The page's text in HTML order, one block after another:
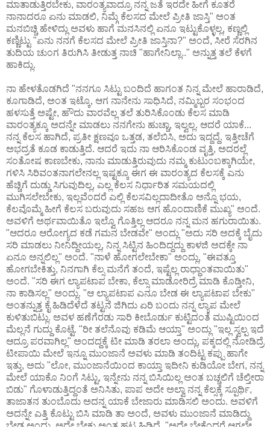
ಮಾತಾಡುತ್ತಿರಬೇಕು, ವಾರಂತ್ಯವಾದ್ರೂ ನನ್ನ ಜತೆ ಇರದೇ ಹೀಗೆ ಕೂತರೆ
ನಾನಾದರೂ ಏನು ಮಾಡಲಿ, ನಿಮ್ಗೆ ಕೆಲಸದ ಮೇಲೆ ಪ್ರೀತಿ ಜಾಸ್ತಿ" ಅಂತ
ಮನಬಿಚ್ಚಿ ಹೇಳಿದ್ಲು ಅವಳು ಹಾಗೆ ಮನಸಿನಲ್ಲಿ ಏನೂ ಇಟ್ಟುಕೊಳ್ಳಲ್ಲ, ಕಣ್ಣಲ್ಲಿ
ಕಣ್ಣಿಟ್ಟು "ಏನು ನನಗೆ ಕೆಲಸದ ಮೇಲೆ ಪ್ರೀತಿ ಜಾಸ್ತಿನಾ?" ಅಂದೆ, ಸೀರೆ ಸೆರಗಿನ
ತುದಿಯ ಚುಂಗ ತಿರುಗಿಸಿ ತೀಡುತ್ತ ನಾಚಿ "ಹಾಗೇನಿಲ್ಲಾ.." ಅನ್ನುತ್ತ ತಲೆ ಕೆಳಗೆ
ಹಾಕಿದ್ಲು.
ನಾ ಹೇಳತೊಡಗಿದೆ "ನನಗೂ ಸಿಟ್ಟು ಬಂದಿದೆ ಹಾಗಂತ ನಿನ್ನ ಮೇಲೆ ಹಾರಾಡಿದೆ,
ಕೂಗಾಡಿದೆ, ಅಂತ ಇಟ್ಕೊ, ಆಗ ನಾನೇನು ಸಾಧಿಸಿದೆ, ನಮ್ಮಿಬ್ಬರ ಸಂಭಂದ
ಹಳಸುತ್ತೆ ಅಷ್ಟೇ, ಹೌದು ವಾರವೆಲ್ಲ ತಲೆ ತುರಿಸಿಕೊಂಡು ಕೆಲಸ ಮಾಡಿ
ವಾರಂತ್ಯಕ್ಕೂ ಅದನ್ನೇ ಮಾಡಲು ನನಗೇನು ಹುಚ್ಚಾ, ಇಲ್ವಲ್ಲ. ಆದರೆ ಯಾಕೆ...
ನನ್ನ ಕೆಲಸ ಹಾಗಿದೆ, ಪ್ರತೀ ಕ್ಷಣವೂ ಒತ್ತಡ, ತಲೆಬಿಸಿ, ಅದು ಇದ್ದದ್ದೆ. ಇತ್ತೀಚೆಗೆ
ಅಭದ್ರತೆ ಕೂಡ ಕಾಡುತ್ತಿದೆ. ಆದರೆ ಇದು ನಾ ಆರಿಸಿಕೊಂಡ ವೃತ್ತಿ, ಅದರಲ್ಲೆ
ಸಂತೋಷ ಕಾಣಬೇಕು, ನಾನು ಮಾಡುತ್ತಿರುವುದು ನಮ್ಮ ಕುಟುಂಬಕ್ಕಾಗಿಯೇ,
ಗಳಿಸಿ ಸಿರಿವಂತನಾಗಲೇನಲ್ಲ ಇಷ್ಟಕ್ಕೂ ಈಗ ಈ ವಾರಂತ್ಯದ ಕೆಲಸಕ್ಕೆ ಎನು
ಹೆಚ್ಚಿಗೆ ದುಡ್ಡು ಸಿಗುವುದಿಲ್ಲ, ಎಲ್ಲ ಕೆಲಸ ನಿರ್ಧಾರಿತ ಸಮಯದಲ್ಲಿ
ಮುಗಿಸಲೇಬೇಕು, ಇಲ್ಲವೆಂದರೆ ಎಲ್ಲಿ ಕೆಲಸವಿಲ್ಲದಾದೀತೊ ಅನ್ನೊ ಭಯ,
ಕೆಲವೊಮ್ಮೆ ಹೀಗೆ ಕೆಲಸ ಬರುವುದು ಸಹಜ ಆಗ ಹೊಂದಾಣಿಕೆ ಮುಖ್ಯ" ಅಂದೆ.
ಅವಳಿಗೆ ಅರ್ಥವಾಯಿತೊ ಇಲ್ವೊ ಗೊತ್ತಿಲ್ಲ ಆದರೂ ನನ್ನ ಮನ ಹಗುರಾಯಿತು.
"ಆದರೂ ಆರೋಗ್ಯದ ಕಡೆ ಗಮನ ಬೇಡವೇ" ಅಂದ್ಲು "ಅದು ಸರಿ ಅದಕ್ಕೆ ಬೈದು
ಸರಿ ಮಾಡಲು ನೀನಿದ್ದೀಯಲ್ಲ, ನಿನ್ನ ಸಿಟ್ಟಿನ ಹಿಂದಿದ್ದದ್ದು ಕಾಳಜಿ ಅದಕ್ಕೇ ನಾ
ಏನೂ ಅನ್ನಲಿಲ್ಲ" ಅಂದೆ. "ನಾಳೆ ಹೋಗಲೇಬೇಕಾ" ಅಂದ್ಲು, "ಈವತ್ತೂ
ಹೋಗಬೇಕಿತ್ತು, ನಿನಗಾಗಿ ಕೆಲ್ಸ ಮನೆಗೆ ತಂದೆ, ಇಷ್ಟೆಲ್ಲ ರಾಧ್ಧಾಂತವಾಯಿತು"
ಅಂದೆ. "ಸರಿ ಈಗ ಲ್ಯಾಪಟಾಪ ಬೇಕಾ, ಕೆಲ್ಸಾ ಮಾಡೋರಿದ್ರೆ ಮಾಡಿ ಕೊಡ್ತೀನಿ,
ನಾ ಕಾಡಿಸಲ್ಲ" ಅಂದ್ಲು. "ಆ ಲ್ಯಾಪಟಾಪ ಎನೂ ಬೇಡ ಈ ಲ್ಯಾಪಟಾಪ ಬೇಕು"
ಅಂತನ್ನುತ್ತ ಕೈ ಹಿಡಿದೆಳೆದೆ ತಟ್ಟನೆ ಜಿಗಿದು ಏರಿ ಬಂದು ನನ್ನ ಲ್ಯಾಪ ಮೇಲೆ
ಕುಳಿತುಬಿಟ್ಲು. ಅವಳ ಹಣೆಗೆರಡು ಸಾರಿ ಕೀಬೊರ್ಡು ಕುಟ್ಟಿದಂತೆ ಮುಷ್ಟಿಯಿಂದ
ಮೆಲ್ಲನೆ ಗುದ್ದು ಕೊಟ್ಟೆ. "ರೀ ತಲೆನೊವು ಕಡಿಮೆ ಆಯ್ತಾ" ಅಂದ್ಲು "ಇಲ್ಲ ಸ್ವಲ್ಪ ಇದೆ
ಆದ್ರೂ ಪರವಾಗಿಲ್ಲ" ಅಂದದ್ದಕ್ಕೆ ಟೀ ಮಾಡಿ ತರಲಾ ಅಂದ್ಲು, ಪಕ್ಕದಲ್ಲಿ ನೋಡಿದ್ರೆ
ಟೀಪಾಯಿ ಮೇಲೆ ಇನ್ನೂ ಮುಂಜಾನೆ ಅವಳು ಮಾಡಿ ತಂದಿಟ್ಟ ಕಪ್ಪು ಹಾಗೇ
ಇತ್ತು, ಅದು "ಲೋ, ಮುಂಜಾನೆಯಿಂದ ಕಾಯ್ತಾ ಇದೀನಿ ಕುಡಿಯೋ ಬೇಗ, ನನ್ನ
ಮೇಲೆ ಯಾಕೊ ನಿಂಗೆ ಸಿಟ್ಟು, ಇನ್ನೇನು ನನ್ನ ಬಿಸಿಯಿಲ್ಲ ಅಂತ ಬಚ್ಚಲಿಗೆ ಚೆಲ್ತೀರಾ
ಬಿಡು" ಗೊಳಾಡುತ್ತಿದ್ದಂತೆ ಅನಿಸಿತು, ಪಾಪ ಅದೇ ಅಲ್ವಾ ನನ್ನ ಕೆಲ್ಸಕ್ಕೆ ಸ್ಪೂರ್ಥಿ,
ತಾಜಾತನ ತುಂಬೊದು ಅದನ್ನ ಯಾಕೆ ಬೇಜಾರು ಮಾಡಿಸಲಿ ಅಂದು. ಅವಳಿಗೆ
ಅದನ್ನೇ ಎತ್ತಿ ಕೊಟ್ಟು ಬಿಸಿ ಮಾಡಿ ತಾ ಅಂದೆ, ಅವಳು ಮುಂಜಾನೆ ಮಾಡಿದ್ದು